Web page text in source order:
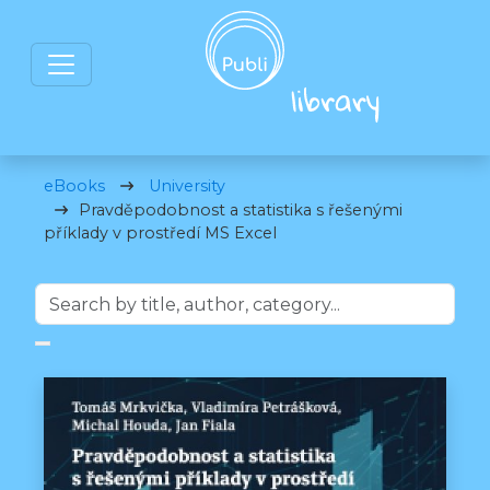
eBooks
University
Pravděpodobnost a statistika s řešenými
příklady v prostředí MS Excel